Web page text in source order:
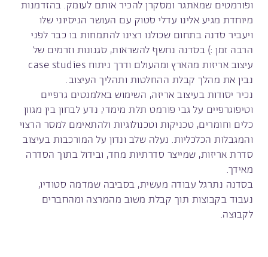
ופורמטים שמאתגר ומסקרן להכיר אותם לעומק. בהזדמנות
מיוחדת מגיע אלינו עדלי סטוק עם העושר הניסיוני שלו
ויעביר סדנה בתחום שכולנו רצינו להתמחות בו כבר לפני
הרבה זמן :) בסדנה נחשף להשראות, סגנונות וזרמים של
עיצוב אריזות מהארץ ומהעולם ודרך ניתוח case studies
נבין את מהלך קבלת ההחלטות ותהליך העיצוב.
נכיר יסודות בעיצוב אריזה, השימוש באלמנטים גרפיים
וטיפוגרפיים על גבי פורמט תלת מימדי, נדע לבחון בין מגוון
כלים וחומרים, טכניקות וטכנולוגיות ולהתאימם למסר הרצוי
והמגבלות הכלכליות. נעלה שלב ונדון על המורכבות בעיצוב
סדרת אריזות, שמייצר סדרתיות מחד, ובידול בתוך הסדרה
מאידך.
בסדנה נתרגל עבודה מעשית, בסביבה שמדמה סטודיו,
נעבוד בקבוצות תוך קבלת משוב מהמרצה ומהחברים
לקבוצה.